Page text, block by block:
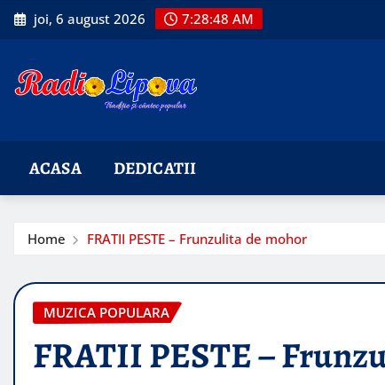
Skip
to
joi, 6 august 2026 7:28:50 AM
ACASA DEDICATII
Home FRATII PESTE – Frunzulita de mohor
MUZICA POPULARA
FRATII PESTE –